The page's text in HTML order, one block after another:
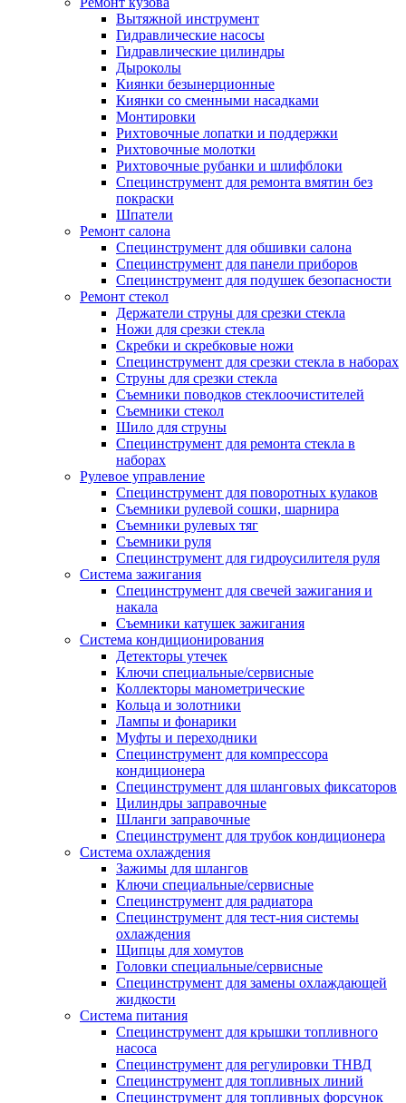
Вытяжной инструмент
Гидравлические насосы
Гидравлические цилиндры
Дыроколы
Киянки безынерционные
Киянки со сменными насадками
Монтировки
Рихтовочные лопатки и поддержки
Рихтовочные молотки
Рихтовочные рубанки и шлифблоки
Специнструмент для ремонта вмятин без
покраски
Шпатели
Ремонт салона
Специнструмент для обшивки салона
Специнструмент для панели приборов
Специнструмент для подушек безопасности
Ремонт стекол
Держатели струны для срезки стекла
Ножи для срезки стекла
Скребки и скребковые ножи
Специнструмент для срезки стекла в наборах
Струны для срезки стекла
Съемники поводков стеклоочистителей
Съемники стекол
Шило для струны
Специнструмент для ремонта стекла в
наборах
Рулевое управление
Специнструмент для поворотных кулаков
Съемники рулевой сошки, шарнира
Съемники рулевых тяг
Съемники руля
Специнструмент для гидроусилителя руля
Система зажигания
Специнструмент для свечей зажигания и
накала
Съемники катушек зажигания
Система кондиционирования
Детекторы утечек
Ключи специальные/сервисные
Коллекторы манометрические
Кольца и золотники
Лампы и фонарики
Муфты и переходники
Специнструмент для компрессора
кондиционера
Специнструмент для шланговых фиксаторов
Цилиндры заправочные
Шланги заправочные
Специнструмент для трубок кондиционера
Система охлаждения
Зажимы для шлангов
Ключи специальные/сервисные
Специнструмент для радиатора
Специнструмент для тест-ния системы
охлаждения
Щипцы для хомутов
Головки специальные/сервисные
Специнструмент для замены охлаждающей
жидкости
Система питания
Специнструмент для крышки топливного
насоса
Специнструмент для регулировки ТНВД
Специнструмент для топливных линий
Специнструмент для топливных форсунок